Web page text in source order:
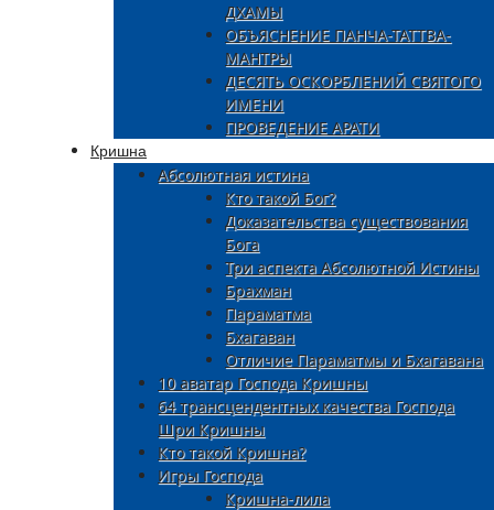
ДХАМЫ
ОБЪЯСНЕНИЕ ПАНЧА-ТАТТВА-
МАНТРЫ
ДЕСЯТЬ ОСКОРБЛЕНИЙ СВЯТОГО
ИМЕНИ
ПРОВЕДЕНИЕ АРАТИ
Кришна
Абсолютная истина
Кто такой Бог?
Доказательства существования
Бога
Три аспекта Абсолютной Истины
Брахман
Параматма
Бхагаван
Отличие Параматмы и Бхагавана
10 аватар Господа Кришны
64 трансцендентных качества Господа
Шри Кришны
Кто такой Кришна?
Игры Господа
Кришна-лила